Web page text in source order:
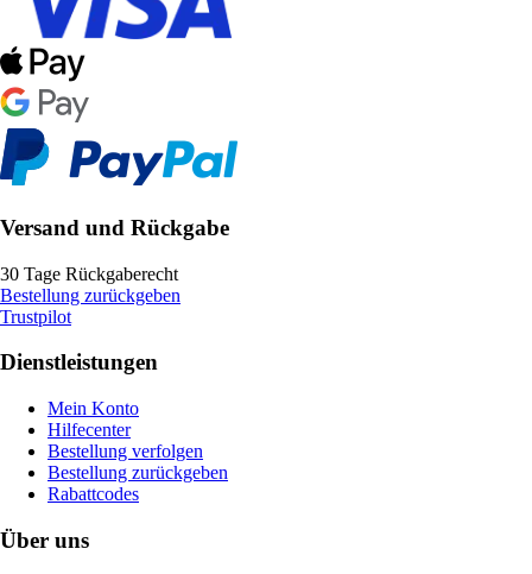
Versand und Rückgabe
30 Tage Rückgaberecht
Bestellung zurückgeben
Trustpilot
Dienstleistungen
Mein Konto
Hilfecenter
Bestellung verfolgen
Bestellung zurückgeben
Rabattcodes
Über uns